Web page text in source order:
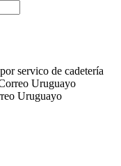
servico de cadetería
Uruguayo
Uruguayo